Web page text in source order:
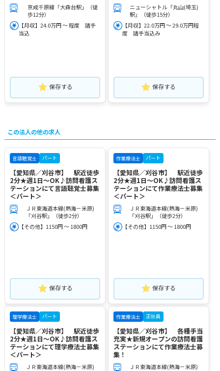
京成千原線「大森台駅」（徒
歩12分）
【月収】24.0万円 ～ 程度 諸手
当込
保存する
ニューシャトル「丸山(埼玉)
駅」（徒歩15分）
【月収】22.0万円 ～ 29.0万円程
度 諸手当込み
保存する
この法人の他の求人
言語聴覚士 パート
【愛知県／刈谷市】 駅近徒歩
2分★週1日～OK♪訪問看護ス
テーションにて言語聴覚士募集
＜パート＞
ＪＲ東海道本線(熱海－米原)
「刈谷駅」（徒歩2分）
【その他】1150円 ～ 1800円
保存する
作業療法士 パート
【愛知県／刈谷市】 駅近徒歩
2分★週1日～OK♪訪問看護ス
テーションにて作業療法士募集
＜パート＞
ＪＲ東海道本線(熱海－米原)
「刈谷駅」（徒歩2分）
【その他】1150円 ～ 1800円
保存する
理学療法士 パート
【愛知県／刈谷市】 駅近徒歩
2分★週1日～OK♪訪問看護ス
テーションにて理学療法士募集
＜パート＞
ＪＲ東海道本線(熱海－米原)
作業療法士 正社員
【愛知県／刈谷市】 各種手当
充実★新規オープンの訪問看護
ステーションにて作業療法士募
集！
ＪＲ東海道本線(熱海－米原)